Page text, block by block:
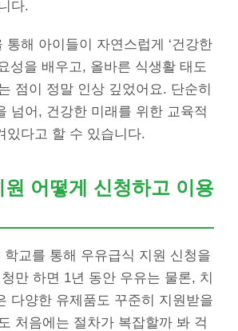
다.
통해 아이들이 자연스럽게 ‘건강한
성을 배우고, 올바른 식생활 태도
점이 정말 인상 깊었어요. 단순히
넘어, 건강한 미래를 위한 교육적
있다고 할 수 있습니다.
원 어떻게 신청하고 이용
학교를 통해 우유급식 지원 신청을
만 하면 1년 동안 우유는 물론, 치
다양한 유제품도 꾸준히 지원받을
처음에는 절차가 복잡할까 봐 걱